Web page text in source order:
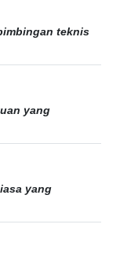
teknis
yang
yang